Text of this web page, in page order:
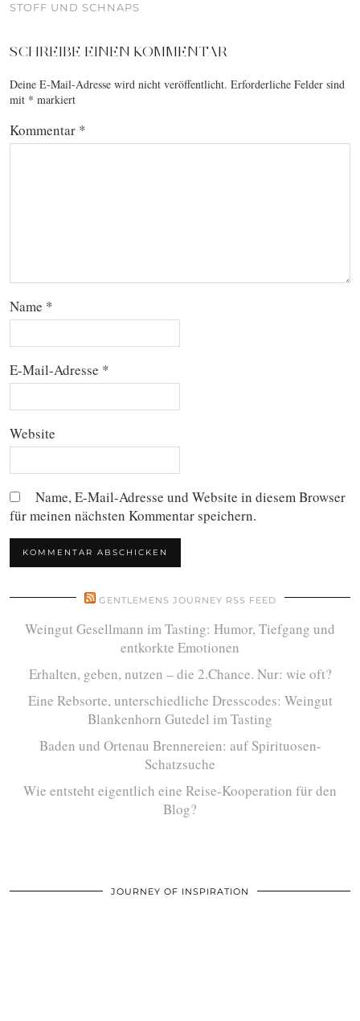
STOFF UND SCHNAPS
SCHREIBE EINEN KOMMENTAR
Deine E-Mail-Adresse wird nicht veröffentlicht. Erforderliche Felder sind
mit * markiert
Kommentar *
Name *
E-Mail-Adresse *
Website
Name, E-Mail-Adresse und Website in diesem Browser
für meinen nächsten Kommentar speichern.
GENTLEMENS JOURNEY RSS FEED
Weingut Gesellmann im Tasting: Humor, Tiefgang und
entkorkte Emotionen
Erhalten, geben, nutzen – die 2.Chance. Nur: wie oft?
Eine Rebsorte, unterschiedliche Dresscodes: Weingut
Blankenhorn Gutedel im Tasting
Baden und Ortenau Brennereien: auf Spirituosen-
Schatzsuche
Wie entsteht eigentlich eine Reise-Kooperation für den
Blog?
JOURNEY OF INSPIRATION